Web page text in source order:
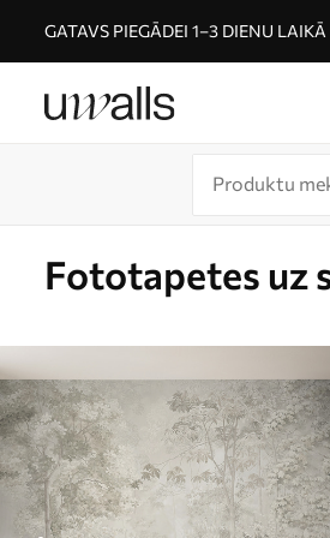
GATAVS PIEGĀDEI 1–3 DIENU LAIKĀ
Fototapetes uz